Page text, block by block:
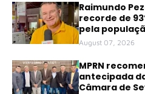
Raimundo
recorde de
pela
August 07, 2026
MPRN
antecipada
Câmara de